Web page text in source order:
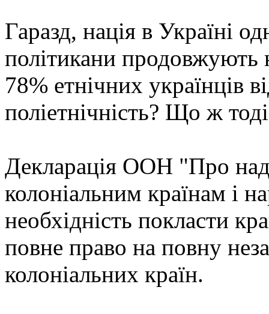
Гаразд, нація в Україні
політикани продовжують
78% етнічних українців
поліетнічність? Що ж
Декларація ООН "Про
колоніальним країнам і
необхідність покласти
повне право на повну
колоніальних країн.